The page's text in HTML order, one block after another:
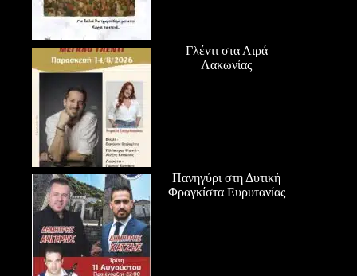
Γλέντι στα Λιρά
Λακωνίας
Πανηγύρι στη Δυτική
Φραγκίστα Ευρυτανίας